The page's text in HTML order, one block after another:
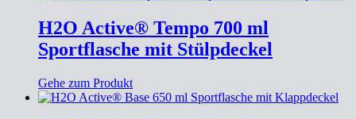
H2O Active® Tempo 700 ml
Sportflasche mit Stülpdeckel
Gehe zum Produkt